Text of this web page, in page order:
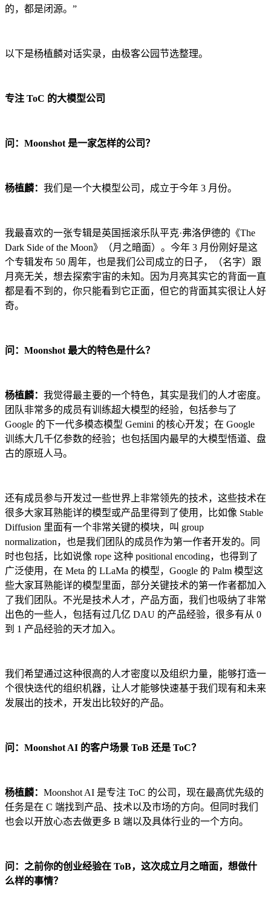
的，都是闭源。”
以下是杨植麟对话实录，由极客公园节选整理。
专注 ToC 的大模型公司
问：Moonshot 是一家怎样的公司？
杨植麟： 我们是一个大模型公司，成立于今年 3 月份。
我最喜欢的一张专辑是英国摇滚乐队平克·弗洛伊德的《The
Dark Side of the Moon》（月之暗面）。今年 3 月份刚好是这
个专辑发布 50 周年，也是我们公司成立的日子，（名字）跟
月亮无关，想去探索宇宙的未知。因为月亮其实它的背面一直
都是看不到的，你只能看到它正面，但它的背面其实很让人好
奇。
问：Moonshot 最大的特色是什么？
杨植麟： 我觉得最主要的一个特色，其实是我们的人才密度。
团队非常多的成员有训练超大模型的经验，包括参与了
Google 的下一代多模态模型 Gemini 的核心开发；在 Google
训练大几千亿参数的经验；也包括国内最早的大模型悟道、盘
古的原班人马。
还有成员参与开发过一些世界上非常领先的技术，这些技术在
很多大家耳熟能详的模型或产品里得到了使用，比如像 Stable
Diffusion 里面有一个非常关键的模块，叫 group
normalization，也是我们团队的成员作为第一作者开发的。同
时也包括，比如说像 rope 这种 positional encoding，也得到了
广泛使用，在 Meta 的 LLaMa 的模型，Google 的 Palm 模型这
些大家耳熟能详的模型里面，部分关键技术的第一作者都加入
了我们团队。不光是技术人才，产品方面，我们也吸纳了非常
出色的一些人，包括有过几亿 DAU 的产品经验，很多有从 0
到 1 产品经验的天才加入。
我们希望通过这种很高的人才密度以及组织力量，能够打造一
个很快迭代的组织机器，让人才能够快速基于我们现有和未来
发展出的技术，开发出比较好的产品。
问：Moonshot AI 的客户场景 ToB 还是 ToC？
杨植麟： Moonshot AI 是专注 ToC 的公司，现在最高优先级的
任务是在 C 端找到产品、技术以及市场的方向。但同时我们
也会以开放心态去做更多 B 端以及具体行业的一个方向。
问：之前你的创业经验在 ToB，这次成立月之暗面，想做什
么样的事情？